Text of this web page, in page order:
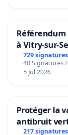
à Vitry-sur-
729 signatures
40 Signatures
5 Jul 2026
Protéger la
antibruit
217 signatures